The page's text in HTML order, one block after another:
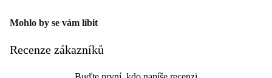
Mohlo by se vám líbit
Recenze zákazníků